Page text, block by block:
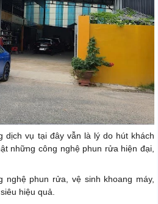
dịch vụ tại đây vẫn là lý do hút khách
những công nghệ phun rửa hiện đại,
phun rửa, vệ sinh khoang máy,
hiệu quả.